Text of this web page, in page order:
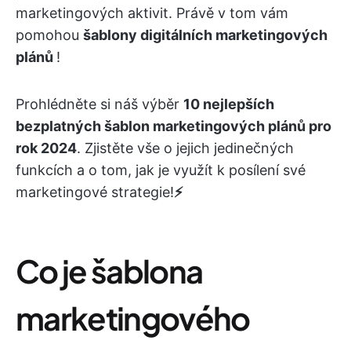
marketingových aktivit. Právě v tom vám
pomohou šablony digitálních marketingových
plánů !
Prohlédněte si náš výběr 10 nejlepších
bezplatných šablon marketingových plánů pro
rok 2024. Zjistěte vše o jejich jedinečných
funkcích a o tom, jak je využít k posílení své
marketingové strategie!⚡
Co je šablona
marketingového